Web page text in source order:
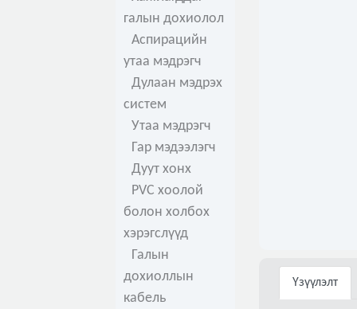
галын дохиолол
Аспирацийн
утаа мэдрэгч
Дулаан мэдрэх
систем
Утаа мэдрэгч
Гар мэдээлэгч
Дуут хонх
PVC хоолой
болон холбох
хэрэгслүүд
Галын
дохиоллын
кабель
Үзүүлэлт